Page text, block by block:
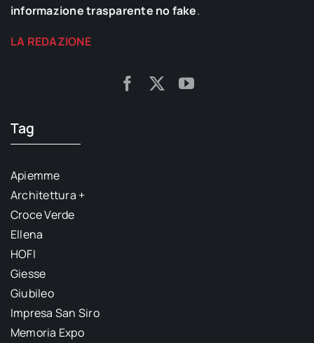
informazione trasparente no fake.
LA REDAZIONE
Tag
Apiemme
Architettura +
Croce Verde
Ellena
HOFI
Giesse
Giubileo
Impresa San Siro
Memoria Expo